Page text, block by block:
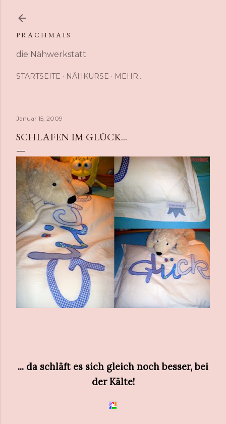
P R A C H M A I S
die Nähwerkstatt
STARTSEITE NÄHKURSE MEHR…
Januar 15, 2009
SCHLAFEN IM GLÜCK...
... da schläft es sich gleich noch besser, bei
der Kälte!